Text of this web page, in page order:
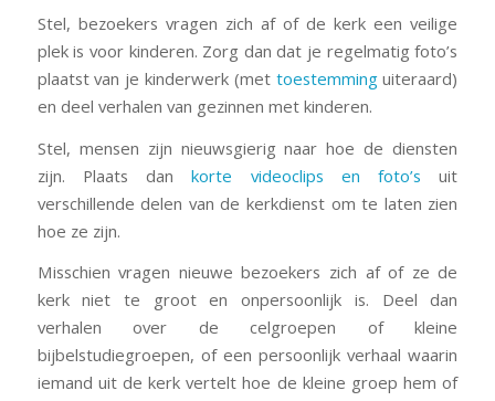
Stel, bezoekers vragen zich af of de kerk een veilige
plek is voor kinderen. Zorg dan dat je regelmatig foto’s
plaatst van je kinderwerk (met toestemminguiteraard)
en deel verhalen van gezinnen met kinderen.
Stel, mensen zijn nieuwsgierig naar hoe de diensten
zijn. Plaats dankorte videoclips en foto’suit
verschillende delen van de kerkdienst om te laten zien
hoe ze zijn.
Misschien vragen nieuwe bezoekers zich af of ze de
kerk niet te groot en onpersoonlijk is. Deel dan
verhalen over de celgroepen of kleine
bijbelstudiegroepen, of een persoonlijk verhaal waarin
iemand uit de kerk vertelt hoe de kleine groep hem of